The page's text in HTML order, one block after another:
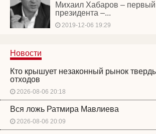
Михаил Хабаров – первый
президента –...
2019-12-06 19:29
Новости
Кто крышует незаконный рынок
отходов
2026-08-06 20:18
Вся ложь Ратмира Мавлиева
2026-08-06 20:09